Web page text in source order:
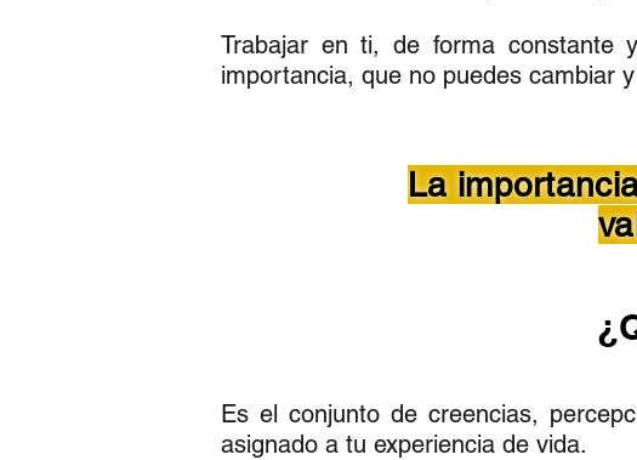
Trabajar en ti, de forma constante
importancia, que no puedes cambiar
La
Es el conjunto de creencias,
asignado a tu experiencia de vida.